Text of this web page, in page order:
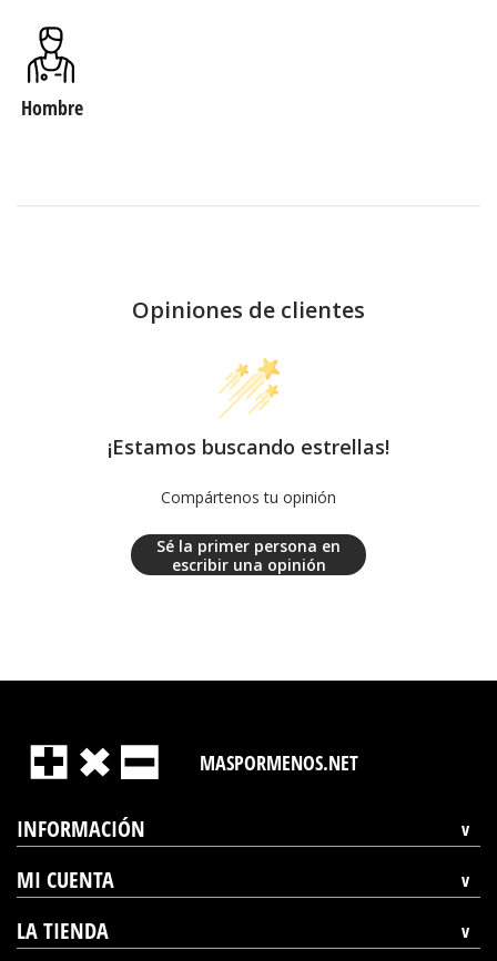
Hombre
Opiniones de clientes
¡Estamos buscando estrellas!
Compártenos tu opinión
Sé la primer persona en
escribir una opinión
MASPORMENOS.NET
INFORMACIÓN
MI CUENTA
LA TIENDA